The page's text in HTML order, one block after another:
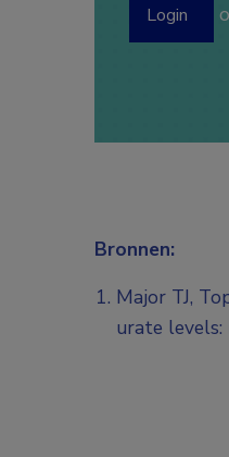
Login
Bronnen:
Major TJ,
urate